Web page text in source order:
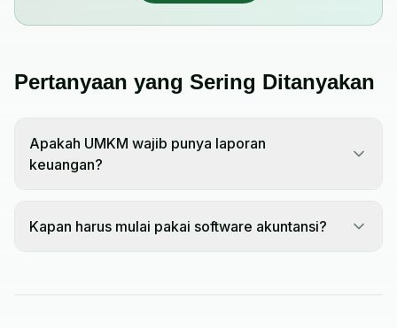
Pertanyaan yang Sering Ditanyakan
Apakah UMKM wajib punya laporan
keuangan?
Kapan harus mulai pakai software akuntansi?